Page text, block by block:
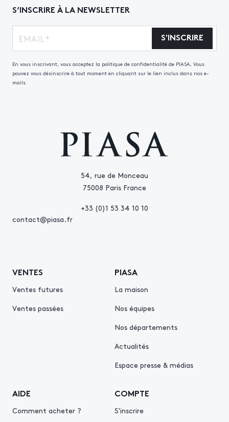
54, rue de Monceau
75008 Paris France
+33 (0)1 53 34 10 10
contact@piasa.fr
VENTES
Ventes futures
Ventes passées
PIASA
La maison
Nos équipes
Nos départements
Actualités
Espace presse & médias
AIDE
Comment acheter ?
COMPTE
S'inscrire
S’INSCRIRE À LA NEWSLETTER
S'INSCRIRE
En vous inscrivant, vous acceptez la politique de confidentialité de PIASA, Vous
pouvez vous désinscrire à tout moment en cliquant sur le lien inclus dans nos e-
mails.